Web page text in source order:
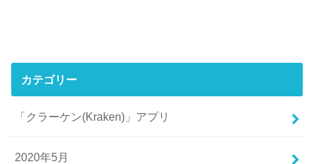
カテゴリー
「クラーケン(Kraken)」アプリ
2020年5月